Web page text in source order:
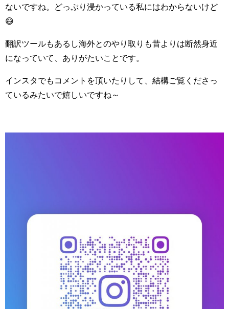
ないですね。どっぷり浸かっている私にはわからないけど
😅
翻訳ツールもあるし海外とのやり取りも昔よりは断然身近
になっていて、ありがたいことです。
インスタでもコメントを頂いたりして、結構ご覧くださっ
ているみたいで嬉しいですね～